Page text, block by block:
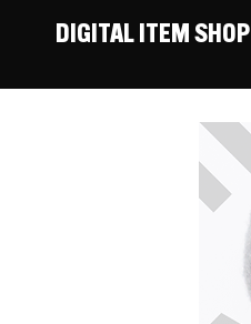
DIGITAL ITEM SHOP